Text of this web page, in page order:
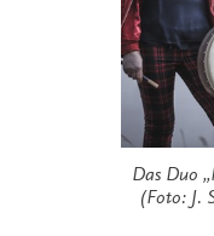
Das
(Foto: J.